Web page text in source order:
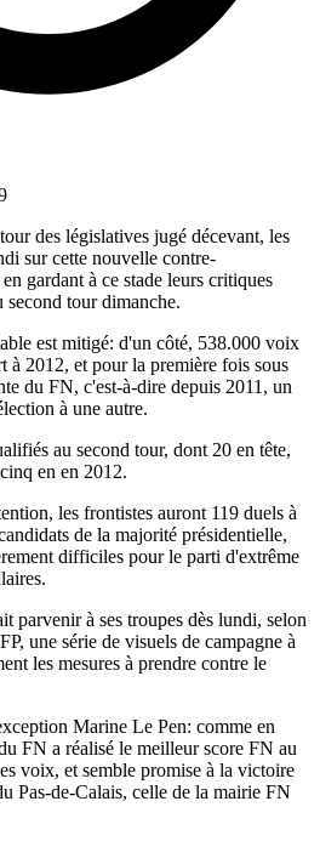
des législatives jugé décevant, les
sur cette nouvelle contre-
gardant à ce stade leurs critiques
second tour dimanche.
est mitigé: d'un côté, 538.000 voix
à 2012, et pour la première fois sous
du FN, c'est-à-dire depuis 2011, un
à une autre.
au second tour, dont 20 en tête,
en en 2012.
les frontistes auront 119 duels à
de la majorité présidentielle,
difficiles pour le parti d'extrême
parvenir à ses troupes dès lundi, selon
une série de visuels de campagne à
les mesures à prendre contre le
Marine Le Pen: comme en
FN a réalisé le meilleur score FN au
voix, et semble promise à la victoire
Pas-de-Calais, celle de la mairie FN